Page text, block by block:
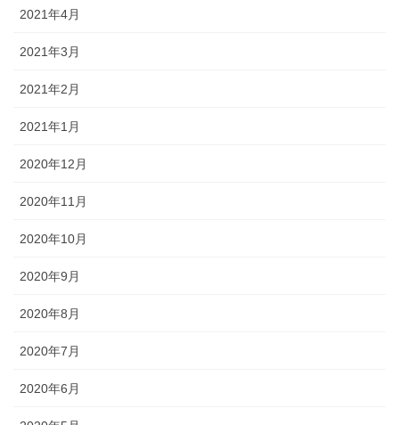
2021年4月
2021年3月
2021年2月
2021年1月
2020年12月
2020年11月
2020年10月
2020年9月
2020年8月
2020年7月
2020年6月